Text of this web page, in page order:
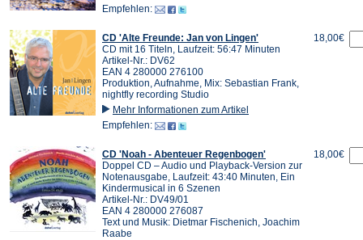
Empfehlen:
CD 'Alte Freunde: Jan von Lingen'
CD mit 16 Titeln, Laufzeit: 56:47 Minuten
Artikel-Nr.: DV62
EAN 4 280000 276100
Produktion, Aufnahme, Mix: Sebastian Frank,
nightfly recording Studio
Mehr Informationen zum Artikel
Empfehlen:
18,00€
CD 'Noah - Abenteuer Regenbogen'
Doppel CD – Audio und Playback-Version zur
Notenausgabe, Laufzeit: 43:40 Minuten, Ein
Kindermusical in 6 Szenen
Artikel-Nr.: DV49/01
EAN 4 280000 276087
Text und Musik: Dietmar Fischenich, Joachim
Raabe
18,00€